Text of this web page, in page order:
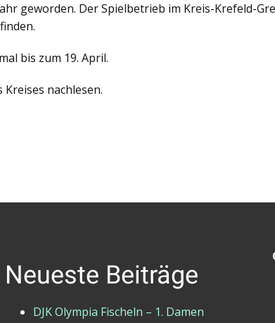
geworden. Der Spielbetrieb im Kreis-Krefeld-
bis zum 19. April.
Kreises nachlesen.
Neueste Beiträge
DJK Olympia Fischeln – 1. Damen